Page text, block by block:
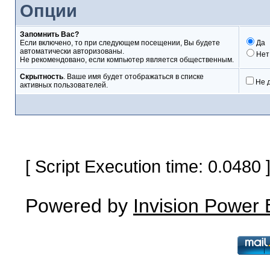
Опции
Запомнить Вас?
Если включено, то при следующем посещении, Вы будете
автоматически авторизованы.
Не рекомендовано, если компьютер является общественным.
Да
Нет
Скрытность. Ваше имя будет отображаться в списке
активных пользователей.
Не
[ Script Execution time:
Powered by Invision Power